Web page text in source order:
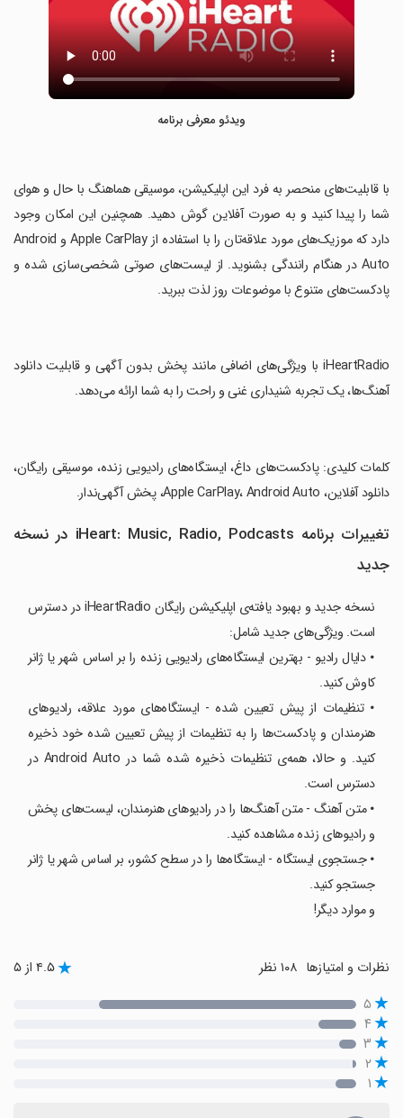
ویدئو معرفی برنامه
‏با قابلیت‌های منحصر به فرد این اپلیکیشن، موسیقی هماهنگ با حال و هوای
شما را پیدا کنید و به صورت آفلاین گوش دهید. همچنین این امکان وجود
دارد که موزیک‌های مورد علاقه‌تان را با استفاده از Apple CarPlay و Android
Auto در هنگام رانندگی بشنوید. از لیست‌های صوتی شخصی‌سازی شده و
پادکست‌های متنوع با موضوعات روز لذت ببرید.
‏iHeartRadio با ویژگی‌های اضافی مانند پخش بدون آگهی و قابلیت دانلود
آهنگ‌ها، یک تجربه شنیداری غنی و راحت را به شما ارائه می‌دهد.
‏کلمات کلیدی: پادکست‌های داغ، ایستگاه‌های رادیویی زنده، موسیقی رایگان،
دانلود آفلاین، Apple CarPlay، Android Auto، پخش آگهی‌ندار.
تغییرات برنامه iHeart: Music, Radio, Podcasts در نسخه
جدید
نسخه جدید و بهبود یافته‌ی اپلیکیشن رایگان iHeartRadio در دسترس
است. ویژگی‌های جدید شامل:
𑇐 دایال رادیو - بهترین ایستگاه‌های رادیویی زنده را بر اساس شهر یا ژانر
کاوش کنید.
𑇐 تنظیمات از پیش تعیین شده - ایستگاه‌های مورد علاقه، رادیوهای
هنرمندان و پادکست‌ها را به تنظیمات از پیش تعیین شده خود ذخیره
کنید. و حالا، همه‌ی تنظیمات ذخیره شده شما در Android Auto در
دسترس است.
𑇐 متن آهنگ - متن آهنگ‌ها را در رادیوهای هنرمندان، لیست‌های پخش
و رادیوهای زنده مشاهده کنید.
𑇐 جستجوی ایستگاه - ایستگاه‌ها را در سطح کشور، بر اساس شهر یا ژانر
جستجو کنید.
و موارد دیگر!
نظرات و امتیازها ۴.۵ از ۵
۵
۴
۳
۲
۱